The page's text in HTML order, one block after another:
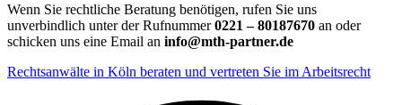
Wenn Sie rechtliche Beratung benötigen, rufen Sie uns
unverbindlich unter der Rufnummer0221 – 80187670 an oder
schicken uns eine Email an info@mth-partner.de
Rechtsanwälte in Köln beraten und vertreten Sie im Arbeitsrecht